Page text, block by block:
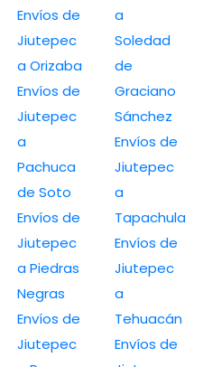
Envíos de
Jiutepec
a Orizaba
Envíos de
Jiutepec
a
Pachuca
de Soto
Envíos de
Jiutepec
a Piedras
Negras
Envíos de
Jiutepec
a
Soledad
de
Graciano
Sánchez
Envíos de
Jiutepec
a
Tapachula
Envíos de
Jiutepec
a
Tehuacán
Envíos de